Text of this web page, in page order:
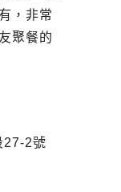
，非常
聚餐的
27-2號